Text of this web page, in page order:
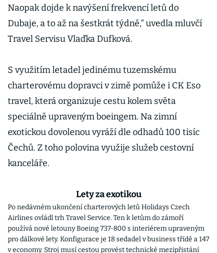
Naopak dojde k navýšení frekvencí letů do
Dubaje, a to až na šestkrát týdně,“ uvedla mluvčí
Travel Servisu Vlaďka Dufková.
S využitím letadel jedinému tuzemskému
charterovému dopravci v zimě pomůže i CK Eso
travel, která organizuje cestu kolem světa
speciálně upraveným boeingem. Na zimní
exotickou dovolenou vyráží dle odhadů 100 tisíc
Čechů. Z toho polovina využije služeb cestovní
kanceláře.
Lety za exotikou
Po nedávném ukončení charterových letů Holidays Czech
Airlines ovládl trh Travel Service. Ten k letům do zámoří
používá nové letouny Boeing 737-800 s interiérem upraveným
pro dálkové lety. Konfigurace je 18 sedadel v business třídě a 147
v economy. Stroj musí cestou provést technické mezipřistání